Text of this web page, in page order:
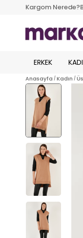
Kargom Nerede?
ERKEK
Anasayfa Kadın